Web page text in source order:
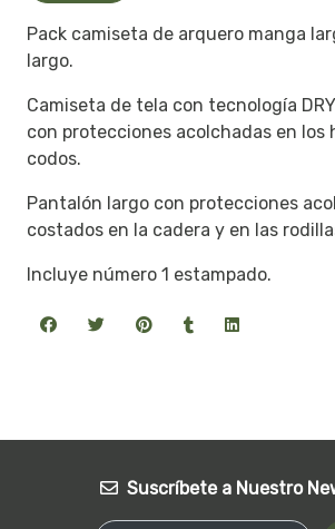
Pack camiseta de arquero manga
largo.
Camiseta de tela con tecnología
con protecciones acolchadas en los
codos.
Pantalón largo con protecciones
costados en la cadera y en las
Incluye número 1 estampado.
Suscríbete a Nuestro